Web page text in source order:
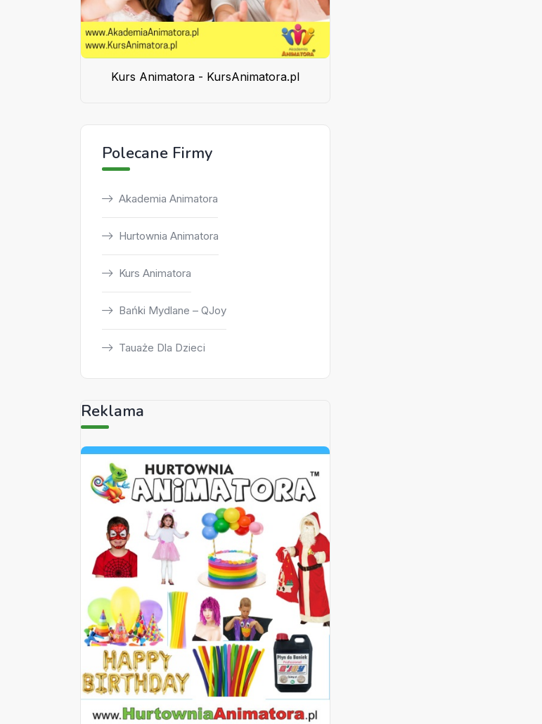
Kurs Animatora - KursAnimatora.pl
Polecane Firmy
Akademia Animatora
Hurtownia Animatora
Kurs Animatora
Bańki Mydlane – QJoy
Tauaże Dla Dzieci
Reklama